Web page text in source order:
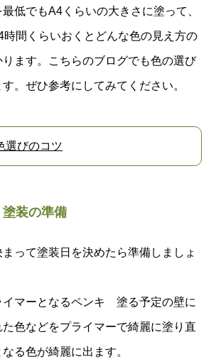
低でもA4くらいの大きさに塗って、
時間くらいおくとどんな色の見え方の
ます。こちらのブログでも色の選び
。ぜひ参考にしてみてください。
選びのコツ
装の準備
って塗装日を決めたら準備しましょ
イマーとなるペンキ 塗る予定の壁に
色などをプライマーで綺麗に塗り直
る色が綺麗に出ます。